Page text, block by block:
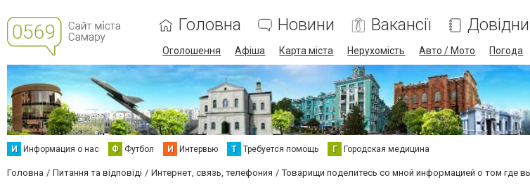
Головна Новини Вакансії
Оголошення Афіша Карта міста Нерухомість Авто / Мото Погода
И Информация о нас Ф Футбол И Интервью Т Требуется помощь Г Городская медицина
Головна Питання та відповіді Интернет, связь, телефония Товарищи поделитесь со мной информацией о том где